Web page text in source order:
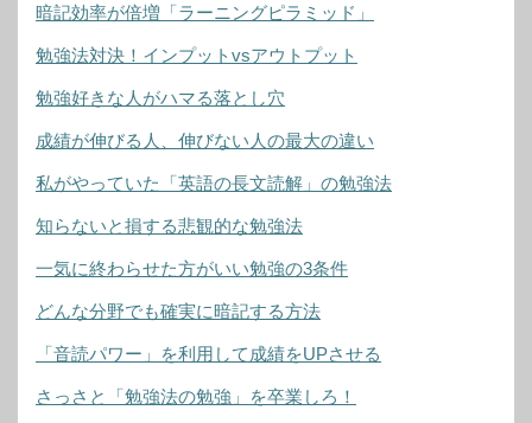
暗記効率が倍増「ラーニングピラミッド」
勉強法対決！インプットvsアウトプット
勉強好きな人がハマる落とし穴
成績が伸びる人、伸びない人の最大の違い
私がやっていた「英語の長文読解」の勉強法
知らないと損する悲観的な勉強法
一気に終わらせた方がいい勉強の3条件
どんな分野でも確実に暗記する方法
「音読パワー」を利用して成績をUPさせる
さっさと「勉強法の勉強」を卒業しろ！